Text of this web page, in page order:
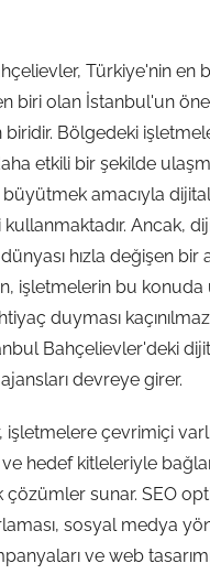
Türkiye'nin en
biri olan İstanbul'un
biridir. Bölgedeki
etkili bir şekilde
büyütmek amacıyla
Ancak,
hızla değişen bir
işletmelerin bu konuda
duyması
Bahçelievler'deki
devreye girer.
işletmelere çevrimiçi
hedef kitleleriyle
çözümler sunar. SEO
sosyal medya
ve web